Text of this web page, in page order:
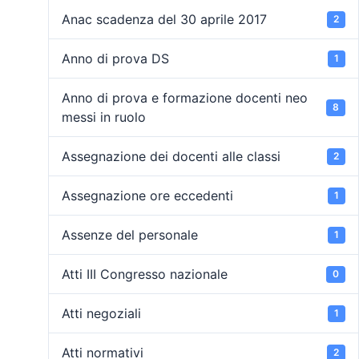
Anac scadenza del 30 aprile 2017 2
Anno di prova DS 1
Anno di prova e formazione docenti neo
messi in ruolo
8
Assegnazione dei docenti alle classi 2
Assegnazione ore eccedenti 1
Assenze del personale 1
Atti III Congresso nazionale 0
Atti negoziali 1
Atti normativi 2